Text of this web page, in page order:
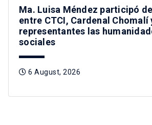
Ma. Luisa Méndez participó
entre CTCI, Cardenal Chomalí
representantes las
sociales
6 August, 2026